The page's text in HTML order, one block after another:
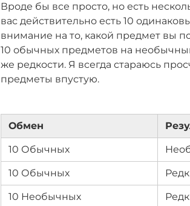
Вроде бы все просто, но есть
вас действительно есть 10
внимание на то, какой предмет вы
10 обычных предметов на
же редкости. Я всегда стараюсь
предметы впустую.
Обмен
10 Обычных
10 Обычных
10 Необычных